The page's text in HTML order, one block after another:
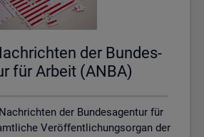
der Bun­des­
für Ar­beit (ANBA)
der Bundesagentur für
Veröffentlichungsorgan der